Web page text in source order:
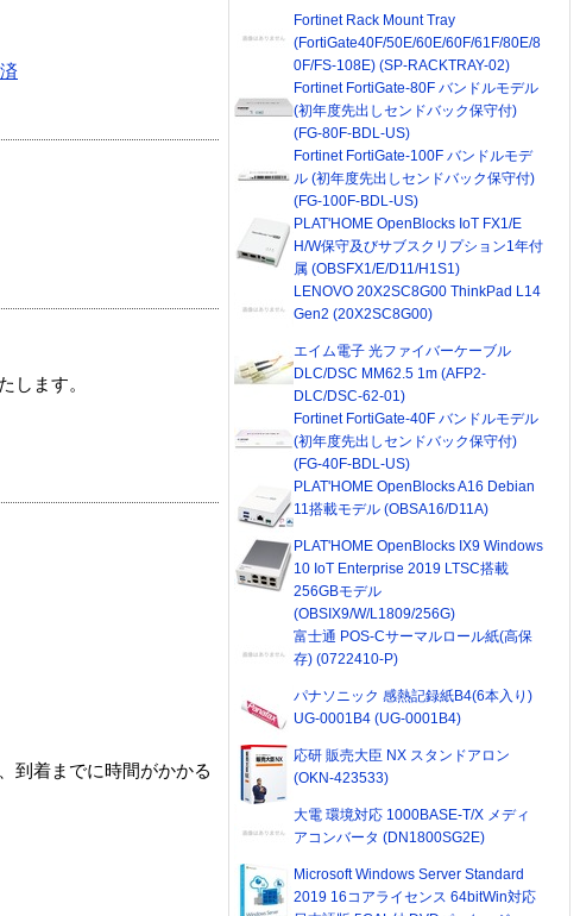
します。
到着までに時間がかかる
Fortinet Rack Mount Tray
(FortiGate40F/50E/60E/60F/61F/80E/8
0F/FS-108E) (SP-RACKTRAY-02)
Fortinet FortiGate-80F バンドルモデル
(初年度先出しセンドバック保守付)
(FG-80F-BDL-US)
Fortinet FortiGate-100F バンドルモデ
ル (初年度先出しセンドバック保守付)
(FG-100F-BDL-US)
PLAT'HOME OpenBlocks IoT FX1/E
H/W保守及びサブスクリプション1年付
属 (OBSFX1/E/D11/H1S1)
LENOVO 20X2SC8G00 ThinkPad L14
Gen2 (20X2SC8G00)
エイム電子 光ファイバーケーブル
DLC/DSC MM62.5 1m (AFP2-
DLC/DSC-62-01)
Fortinet FortiGate-40F バンドルモデル
(初年度先出しセンドバック保守付)
(FG-40F-BDL-US)
PLAT'HOME OpenBlocks A16 Debian
11搭載モデル (OBSA16/D11A)
PLAT'HOME OpenBlocks IX9 Windows
10 IoT Enterprise 2019 LTSC搭載
256GBモデル
(OBSIX9/W/L1809/256G)
富士通 POS-Cサーマルロール紙(高保
存) (0722410-P)
パナソニック 感熱記録紙B4(6本入り)
UG-0001B4 (UG-0001B4)
応研 販売大臣 NX スタンドアロン
(OKN-423533)
大電 環境対応 1000BASE-T/X メディ
アコンバータ (DN1800SG2E)
Microsoft Windows Server Standard
2019 16コアライセンス 64bitWin対応